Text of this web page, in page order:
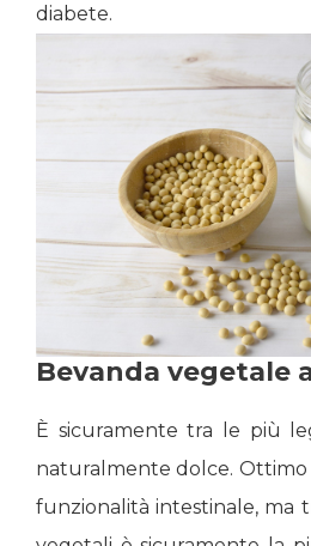
diabete.
Bevanda vegetale
È sicuramente tra le più
naturalmente dolce.
funzionalità intestinale, ma